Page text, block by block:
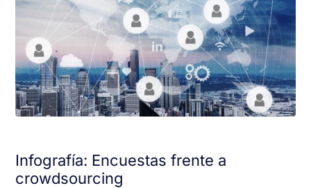
Infografía: Encuestas frente a
crowdsourcing